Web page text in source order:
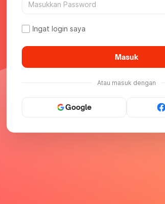
Ingat login saya
Masuk
Atau masuk dengan
Google